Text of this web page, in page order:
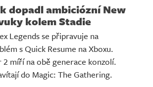
dopadl ambiciózní New
kolem Stadie
Legends se připravuje na
s Quick Resume na Xboxu.
míří na obě generace konzolí.
do Magic: The Gathering.